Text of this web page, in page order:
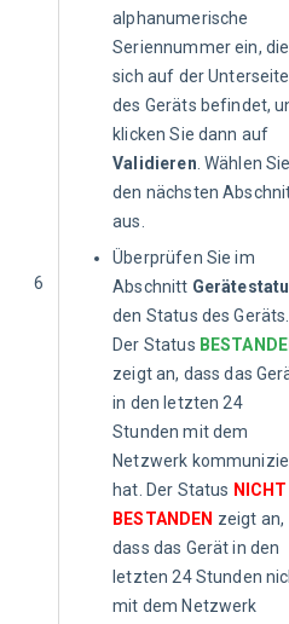
6
alphanumerische
Seriennummer ein, die
sich auf der Unterseite
des Geräts befindet,
klicken Sie dann auf
Validieren. Wählen Sie
den nächsten
aus.
Überprüfen Sie im
Abschnitt
den Status des Geräts.
Der Status
zeigt an, dass das
in den letzten 24
Stunden mit dem
Netzwerk
hat. Der Status NICHT
BESTANDEN zeigt an,
dass das Gerät in den
letzten 24 Stunden
mit dem Netzwerk